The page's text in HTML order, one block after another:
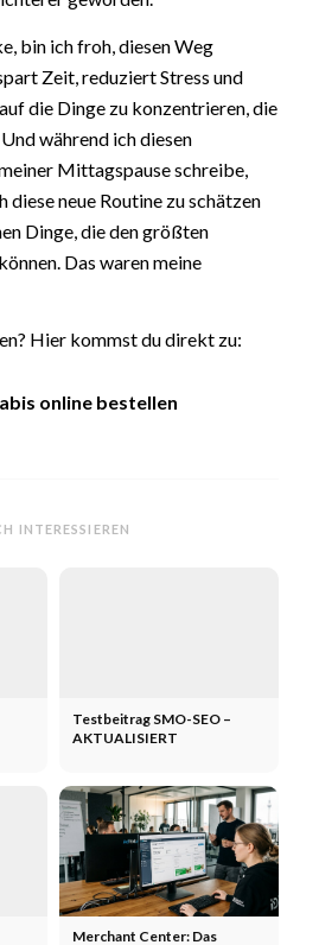
bin ich froh, diesen Weg
Zeit, reduziert Stress und
die Dinge zu konzentrieren, die
während ich diesen
Mittagspause schreibe,
diese neue Routine zu schätzen
Dinge, die den größten
Das waren meine
Hier kommst du direkt zu:
online bestellen
INTERESSIEREN
Testbeitrag SMO-SEO –
AKTUALISIERT
Merchant Center: Das